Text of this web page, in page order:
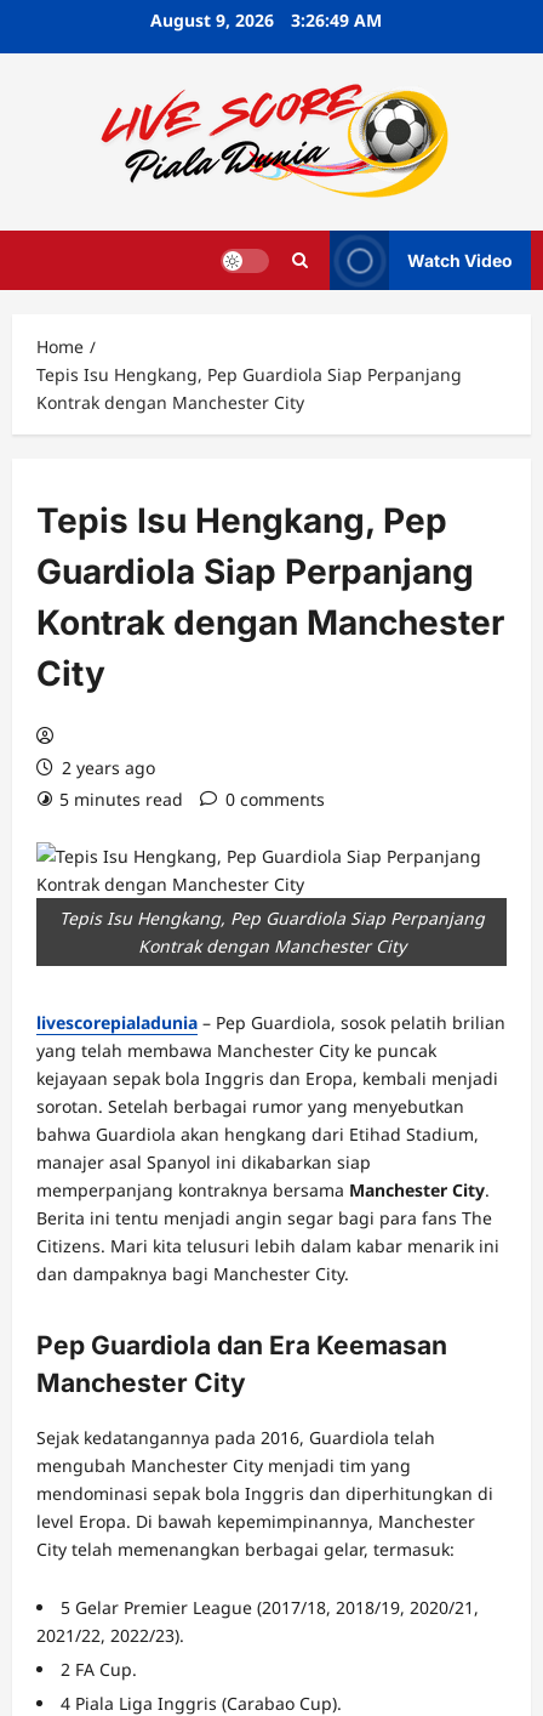
August 9, 2026 3:26:50 AM
Watch Video
Home
Tepis Isu Hengkang, Pep Guardiola Siap Perpanjang
Kontrak dengan Manchester City
Tepis Isu Hengkang, Pep
Guardiola Siap Perpanjang
Kontrak dengan Manchester
City
2 years ago
5 minutes read
0 comments
Tepis Isu Hengkang, Pep Guardiola Siap Perpanjang
Kontrak dengan Manchester City
livescorepialadunia – Pep Guardiola, sosok pelatih brilian
yang telah membawa Manchester City ke puncak
kejayaan sepak bola Inggris dan Eropa, kembali menjadi
sorotan. Setelah berbagai rumor yang menyebutkan
bahwa Guardiola akan hengkang dari Etihad Stadium,
manajer asal Spanyol ini dikabarkan siap
memperpanjang kontraknya bersama Manchester City.
Berita ini tentu menjadi angin segar bagi para fans The
Citizens. Mari kita telusuri lebih dalam kabar menarik ini
dan dampaknya bagi Manchester City.
Pep Guardiola dan Era Keemasan
Manchester City
Sejak kedatangannya pada 2016, Guardiola telah
mengubah Manchester City menjadi tim yang
mendominasi sepak bola Inggris dan diperhitungkan di
level Eropa. Di bawah kepemimpinannya, Manchester
City telah memenangkan berbagai gelar, termasuk:
5 Gelar Premier League (2017/18, 2018/19, 2020/21,
2021/22, 2022/23).
2 FA Cup.
4 Piala Liga Inggris (Carabao Cup).